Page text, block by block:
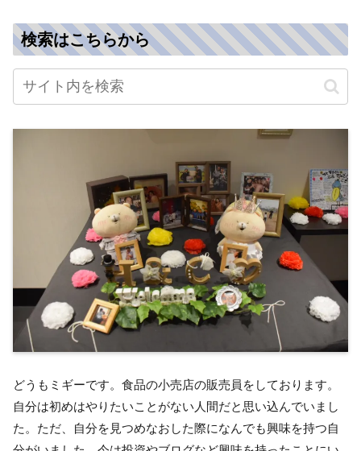
検索はこちらから
どうもミギーです。食品の小売店の販売員をしております。
自分は初めはやりたいことがない人間だと思い込んでいまし
た。ただ、自分を見つめなおした際になんでも興味を持つ自